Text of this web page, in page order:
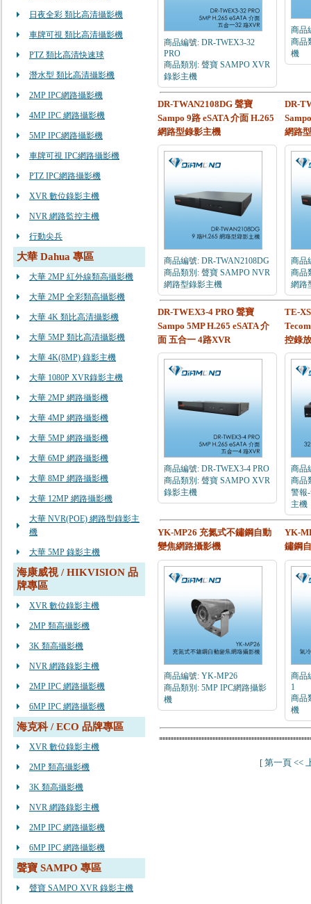
日夜全彩 類比高清攝影機
車牌可視 類比高清攝影機
PTZ 類比高清快速球
潛水型 類比高清攝影機
2MP IPC網路攝影機
4MP IPC 網路攝影機
5MP IPC網路攝影機
車牌可視 IPC網路攝影機
PTZ IPC網路攝影機
XVR 數位錄影主機
NVR 網路監控主機
行動尖兵
大華 Dahua 專區
大華 2MP 紅外線類高攝影機
大華 2MP 全彩類高攝影機
大華 4K 類比高清攝影機
大華 5MP 類比高清攝影機
大華 4K(8MP) 錄影主機
大華 1080P XVR錄影主機
大華 2MP 網路攝影機
大華 4MP 網路攝影機
大華 5MP 網路攝影機
大華 6MP 網路攝影機
大華 8MP 網路攝影機
大華 12MP 網路攝影機
大華 NVR(POE) 網路型錄影主
機
大華 5MP 錄影主機
海康威視 / HIKVISION 品
牌專區
XVR 數位錄影主機
2MP 類高攝影機
3K 類高攝影機
NVR 網路錄影主機
2MP IPC 網路攝影機
6MP IPC 網路攝影機
海克科 / ECO 品牌專區
XVR 數位錄影主機
2MP 類高攝影機
3K 類高攝影機
NVR 網路錄影主機
2MP IPC 網路攝影機
6MP IPC 網路攝影機
聲寶 SAMPO 專區
聲寶 SAMPO XVR 錄影主機
商品編號: DR-TWEX3-32
PRO
商品類別: 聲寶 SAMPO XVR
錄影主機
商品
商品
機
DR-TWAN2108DG 聲寶
Sampo 9路 eSATA 介面 H.265
網路型錄影主機
商品編號: DR-TWAN2108DG
商品類別: 聲寶 SAMPO NVR
網路型錄影主機
DR-
網路
商品
商品
網路
DR-TWEX3-4 PRO 聲寶
Sampo 5MP H.265 eSATA 介
面 五合一 4路XVR
商品編號: DR-TWEX3-4 PRO
商品類別: 聲寶 SAMPO XVR
錄影主機
TE-
控錄
商品
商品
警報
主機
YK-MP26 充氮式不鏽鋼自動
變焦網路攝影機
商品編號: YK-MP26
商品類別: 5MP IPC網路攝影
機
YK-
鏽鋼
商品
1
商品
機
[ 第一頁 <<